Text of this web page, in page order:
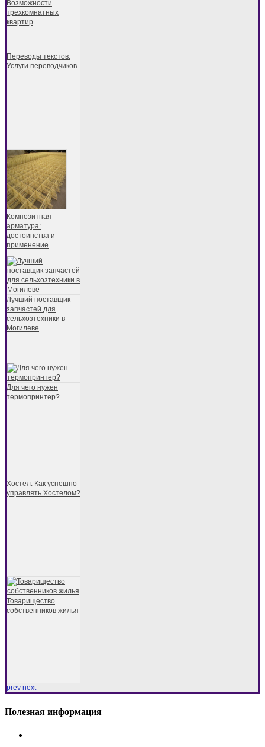
Возможности
трехкомнатных
квартир
Переводы текстов.
Услуги переводчиков
Композитная
арматура:
достоинства и
применение
Лучший поставщик
запчастей для
сельхозтехники в
Могилеве
Для чего нужен
термопринтер?
Хостел. Как успешно
управлять Хостелом?
Товарищество
собственников жилья
prev next
Полезная информация